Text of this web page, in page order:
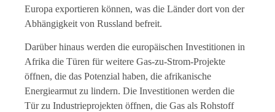
Europa exportieren können, was die Länder dort von der
Abhängigkeit von Russland befreit.
Darüber hinaus werden die europäischen Investitionen in
Afrika die Türen für weitere Gas-zu-Strom-Projekte
öffnen, die das Potenzial haben, die afrikanische
Energiearmut zu lindern. Die Investitionen werden die
Tür zu Industrieprojekten öffnen, die Gas als Rohstoff